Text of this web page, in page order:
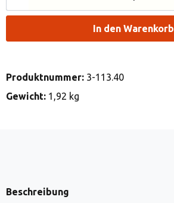
In den Warenkorb
Produktnummer: 3-113.40
Gewicht: 1,92 kg
Beschreibung